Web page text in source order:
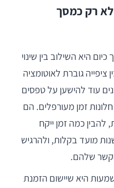
לא רק כמסך
היא השילוב בין שינוי
גוברת לאוטומציה
עוד להישען על טפסים
חלונות זמן מעורפלים. הם
להבין כמה זמן ייקח
מועד בקלות, ולהרגיש
שלהם.
היא שיישום הזמנת